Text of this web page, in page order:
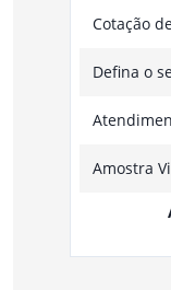
Cotação
Defina o
Amostra